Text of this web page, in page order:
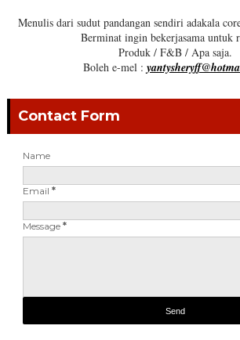
Menulis dari sudut pandangan sendiri adakala
Berminat ingin bekerjasama untuk
Produk / F&B / Apa saja.
Boleh e-mel :
Contact Form
Name
Email *
Message *